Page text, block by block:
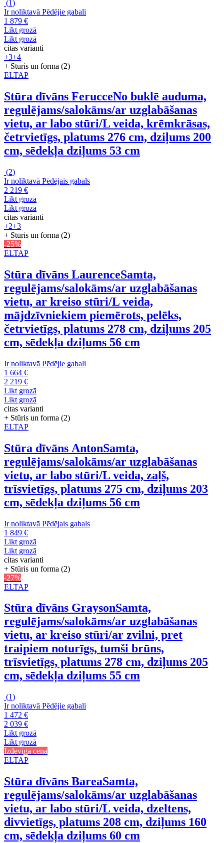
(1 )
Ir noliktavā Pēdējie gabali
1 879 €
Likt grozā
Likt grozā
citas varianti
+3+4
+ Stūris un forma (2)
ELTAP
Stūra dīvāns FerucceNo buklē auduma,
regulējams/salokāms/ar uzglabāšanas
vietu, ar labo stūri/L veida, krēmkrāsas,
četrvietīgs, platums 276 cm, dziļums 200
cm, sēdekļa dziļums 53 cm
(2)
Ir noliktavā Pēdējais gabals
2 219 €
Likt grozā
Likt grozā
citas varianti
+2+3
+ Stūris un forma (2)
-25%
ELTAP
Stūra dīvāns LaurenceSamta,
regulējams/salokāms/ar uzglabāšanas
vietu, ar kreiso stūri/L veida,
mājdzīvniekiem piemērots, pelēks,
četrvietīgs, platums 278 cm, dziļums 205
cm, sēdekļa dziļums 56 cm
Ir noliktavā Pēdējie gabali
1 664 €
2 219 €
Likt grozā
Likt grozā
citas varianti
+ Stūris un forma (2)
ELTAP
Stūra dīvāns AntonSamta,
regulējams/salokāms/ar uzglabāšanas
vietu, ar labo stūri/L veida, zaļš,
trīsvietīgs, platums 275 cm, dziļums 203
cm, sēdekļa dziļums 56 cm
Ir noliktavā Pēdējais gabals
1 849 €
Likt grozā
Likt grozā
citas varianti
+ Stūris un forma (2)
-27%
ELTAP
Stūra dīvāns GraysonSamta,
regulējams/salokāms/ar uzglabāšanas
vietu, ar kreiso stūri/ar zvilni, pret
traipiem noturīgs, tumši brūns,
trīsvietīgs, platums 278 cm, dziļums 205
cm, sēdekļa dziļums 55 cm
(1)
Ir noliktavā Pēdējie gabali
1 472 €
2 039 €
Likt grozā
Likt grozā
Izdevīga cena
ELTAP
Stūra dīvāns BareaSamta,
regulējams/salokāms/ar uzglabāšanas
vietu, ar labo stūri/L veida, dzeltens,
divvietīgs, platums 208 cm, dziļums 160
cm, sēdekļa dziļums 60 cm